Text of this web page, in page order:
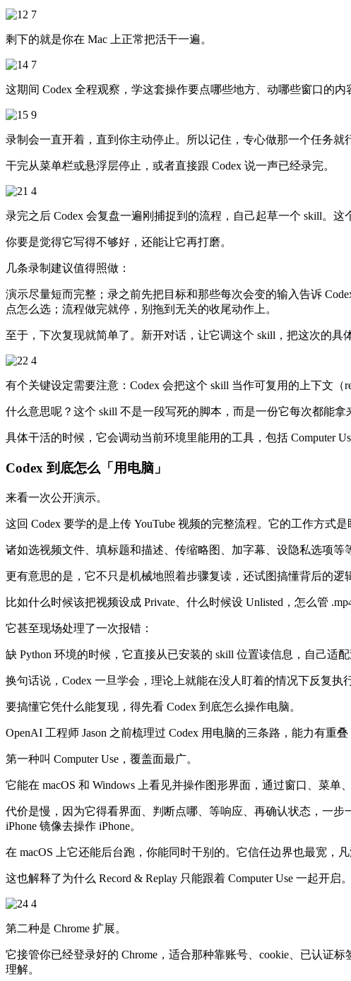
剩下的就是你在 Mac 上正常把活干一遍。
这期间 Codex 全程观察，学这套操作要点哪些地方、动哪些窗口的内
录制会一直开着，直到你主动停止。所以记住，专心做那一个任务就
干完从菜单栏或悬浮层停止，或者直接跟 Codex 说一声已经录完。
录完之后 Codex 会复盘一遍刚捕捉到的流程，自己起草一个 skill。
你要是觉得它写得不够好，还能让它再打磨。
几条录制建议值得照做：
演示尽量短而完整；录之前先把目标和那些每次会变的输入告诉
点怎么选；流程做完就停，别拖到无关的收尾动作上。
至于，下次复现就简单了。新开对话，让它调这个 skill，把这次的具
有个关键设定需要注意：Codex 会把这个 skill 当作可复用的上下文（
什么意思呢？这个 skill 不是一段写死的脚本，而是一份它每次都能
具体干活的时候，它会调动当前环境里能用的工具，包括 Computer
Codex 到底怎么「用电脑」
来看一次公开演示。
这回 Codex 要学的是上传 YouTube 视频的完整流程。它的工作方式
诸如选视频文件、填标题和描述、传缩略图、加字幕、设隐私选项等
更有意思的是，它不只是机械地照着步骤复读，还试图搞懂背后的逻
比如什么时候该把视频设成 Private、什么时候设 Unlisted，怎么管
它甚至现场处理了一次报错：
缺 Python 环境的时候，它直接从已安装的 skill 位置读信息，自己适
换句话说，Codex 一旦学会，理论上就能在没人盯着的情况下反复
要搞懂它凭什么能复现，得先看 Codex 到底怎么操作电脑。
OpenAI 工程师 Jason 之前梳理过 Codex 用电脑的三条路，能力有重
第一种叫 Computer Use，覆盖面最广。
它能在 macOS 和 Windows 上看见并操作图形界面，通过窗口、菜单
代价是慢，因为它得看界面、判断点哪、等响应、再确认状态，一
iPhone 镜像去操作 iPhone。
在 macOS 上它还能后台跑，你能同时干别的。它信任边界也最宽，
这也解释了为什么 Record & Replay 只能跟着 Computer Use 一起开
第二种是 Chrome 扩展。
它接管你已经登录好的 Chrome，适合那种靠账号、cookie、已认证
理解。